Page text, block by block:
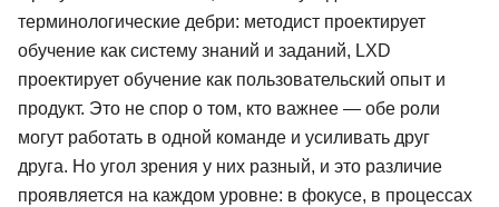
терминологические дебри: методист проектирует
обучение как систему знаний и заданий, LXD
проектирует обучение как пользовательский опыт и
продукт. Это не спор о том, кто важнее — обе роли
могут работать в одной команде и усиливать друг
друга. Но угол зрения у них разный, и это различие
проявляется на каждом уровне: в фокусе, в процессах